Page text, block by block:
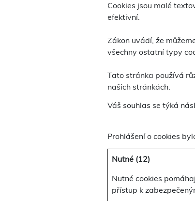
Cookies jsou malé
efektivní.
Zákon uvádí, že
všechny ostatní typy
Tato stránka používá
našich stránkách.
Váš souhlas se týká
Prohlášení o cookies
Nutné (12)
Nutné cookies
přístup k